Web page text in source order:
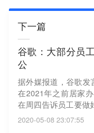
下一篇
谷歌：大部分员
公
据外媒报道，谷歌发
在2021年之前居家
在周四告诉员工要做
可能要到年底。据
被告知复工时间将
2020-05-08 23:07:55